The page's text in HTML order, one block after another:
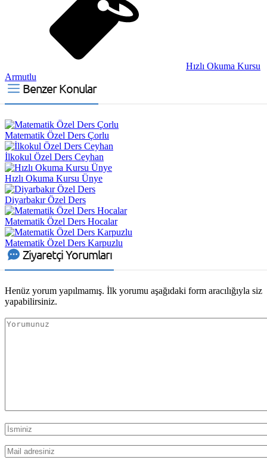
Hızlı Okuma Kursu
Armutlu
Benzer Konular
Matematik Özel Ders Çorlu
İlkokul Özel Ders Ceyhan
Hızlı Okuma Kursu Ünye
Diyarbakır Özel Ders
Matematik Özel Ders Hocalar
Matematik Özel Ders Karpuzlu
Ziyaretçi Yorumları
Henüz yorum yapılmamış. İlk yorumu aşağıdaki form aracılığıyla siz
yapabilirsiniz.